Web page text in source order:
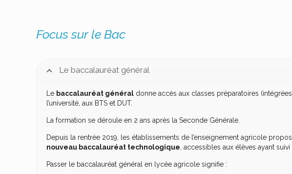
Focus sur le Bac
Le baccalauréat général
Le baccalauréat général donne accès aux classes préparatoires
l’université, aux BTS et DUT.
La formation se déroule en 2 ans après la Seconde Générale.
Depuis la rentrée 2019, les établissements de l’enseignement agricole
nouveau baccalauréat technologique , accessibles aux élèves ayant
Passer le baccalauréat général en lycée agricole signifie :